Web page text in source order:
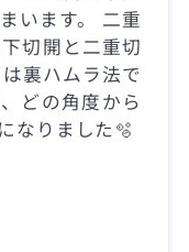
います。 二重
切開と二重切
裏ハムラ法で
どの角度から
なりました🫧